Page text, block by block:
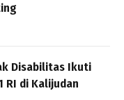
Disabilitas Ikuti
RI di Kalijudan